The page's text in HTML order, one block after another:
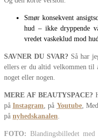
Smør konsekvent
hud – ikke dryppende
vredet vaskeklud mod
SAVNER DU SVAR? Så har
ellers er du altid velkommen til
noget eller nogen.
MERE AF BEAUTYSPACE?
påInstagram, på Youtube,
på nyhedskanalen.
FOTO: Blandingsbilledet